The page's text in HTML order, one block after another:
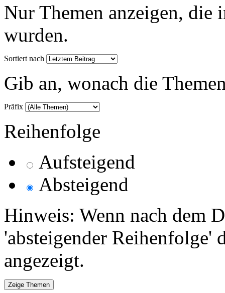
Nur Themen anzeigen, die
wurden.
Sortiert nach
Gib an, wonach die
Präfix
Reihenfolge
Aufsteigend
Absteigend
Hinweis: Wenn nach dem
'absteigender Reihenfolge'
angezeigt.